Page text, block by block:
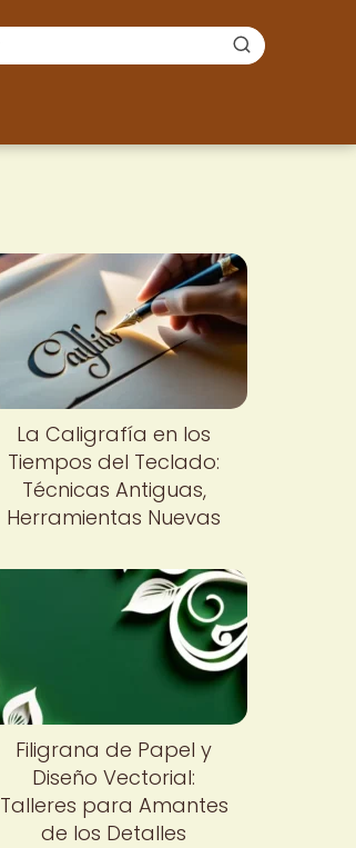
La Caligrafía en los
Tiempos del Teclado:
Técnicas Antiguas,
Herramientas Nuevas
Filigrana de Papel y
Diseño Vectorial:
Talleres para Amantes
de los Detalles